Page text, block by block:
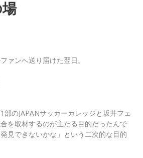
ァンへ送り届けた翌日。
のJAPANサッカーカレッジと坂井フェ
を取材するのが主たる目的だったんで
見できないかな」という二次的な目的